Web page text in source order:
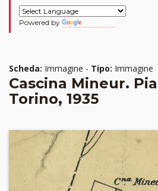
Powered by
Scheda: Immagine - Tipo: Immagine
Cascina Mineur.
Torino, 1935